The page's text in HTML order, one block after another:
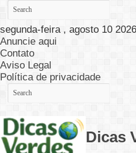
segunda-feira , agosto 10 2026
Anuncie aqui
Contato
Aviso Legal
Política de privacidade
Dicas